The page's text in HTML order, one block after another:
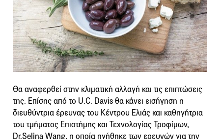
Θα αναφερθεί στην κλιματική αλλαγή και τις επιπτώσεις
της. Επίσης από το U.C. Davis θα κάνει εισήγηση η
διευθύντρια έρευνας του Κέντρου Ελιάς και καθηγήτρια
του τμήματος Επιστήμης και Τεχνολογίας Τροφίμων,
Dr.Selina Wang, η οποία ηγήθηκε των ερευνών για την